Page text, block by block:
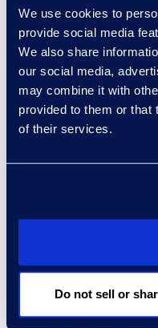
We use cookies to
provide social media
We also share
our social media,
may combine it with
provided to them or that
of their services.
Do not sell or
Mais de
em
Equipe
jurídicas
Entregar um
acionável em
Obtenha
nos tempos